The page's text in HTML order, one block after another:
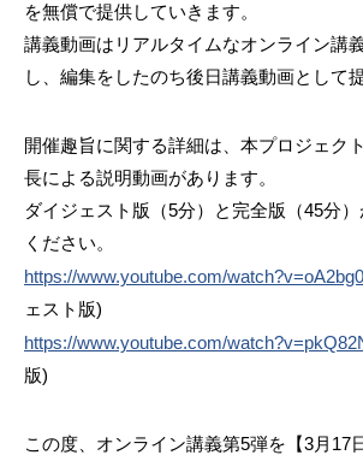
を無償で提供していきます。
講義動画はリアルタイムなオンライン講
し、編集をしたのち後日講義動画として
開催趣旨に関する詳細は、本プロジェク
長による説明動画があります。
ダイジェスト版（5分）と完全版（45分
ください。
https://www.youtube.com/
ェスト版)
https://www.youtube.com/
版)
この度、オンライン講義第5弾を【3月17